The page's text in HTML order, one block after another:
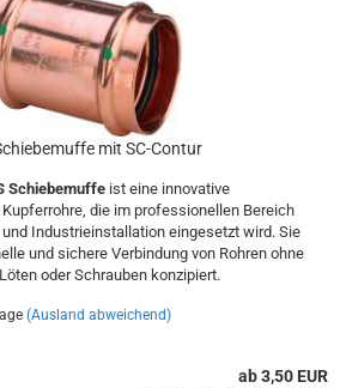
mit SC-Contur
Schiebemuffe ist eine innovative
die im professionellen Bereich
Industrieinstallation eingesetzt wird. Sie
und sichere Verbindung von Rohren ohne
oder Schrauben konzipiert.
(Ausland abweichend)
ab 3,50 EUR